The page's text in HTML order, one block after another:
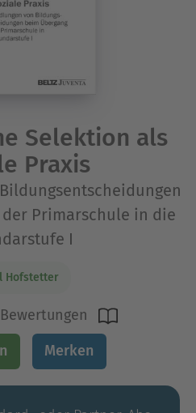
Selektion als
Praxis
Primarschule in die
I
Hofstetter
Merken